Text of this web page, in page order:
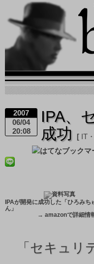
2007
06/04
20:08
IPA、
成功
IT
IPAが開発に成功した「ひろみち
ん」
→ amazonで詳細情
「 セキュリ